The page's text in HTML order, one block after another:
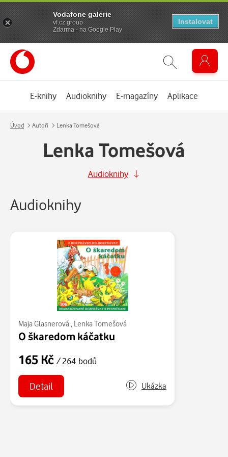
E-knihy Audioknihy E-magazíny Aplikace
Úvod Autoři Lenka Tomešová
Lenka Tomešová
Audioknihy
Audioknihy
Maja Glasnerová , Lenka Tomešová
O škaredom káčatku
165 Kč / 264 bodů
Detail Ukázka
Vodafone galerie
vf.cz.group
Zdarma - na Google Play
Instalovat